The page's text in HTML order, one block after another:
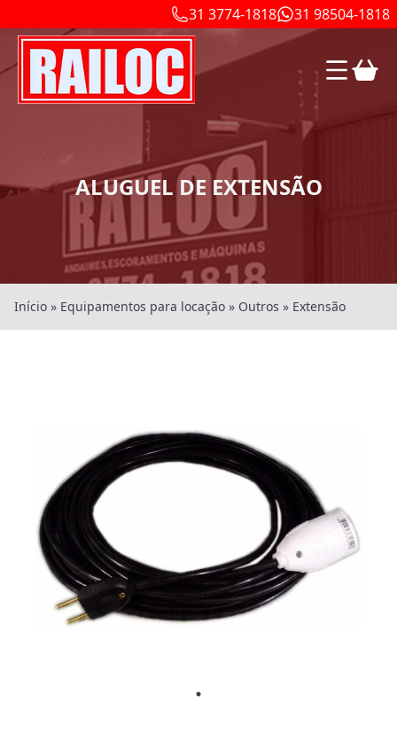
31 3774-1818 31 98504-1818
ALUGUEL DE EXTENSÃO
Início » Equipamentos para locação » Outros » Extensão